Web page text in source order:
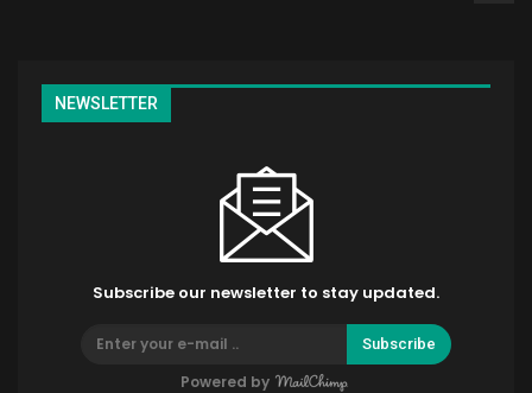
NEWSLETTER
Subscribe our newsletter to stay updated.
Subscribe
Powered by